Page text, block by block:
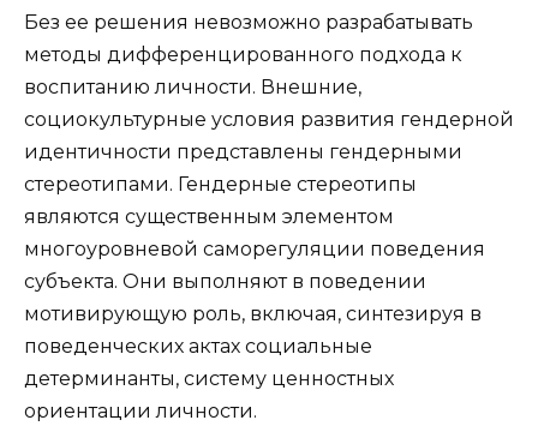
Без ее решения невозможно разрабатывать
методы дифференцированного подхода к
воспитанию личности. Внешние,
социокультурные условия развития гендерной
идентичности представлены гендерными
стереотипами. Гендерные стереотипы
являются существенным элементом
многоуровневой саморегуляции поведения
субъекта. Они выполняют в поведении
мотивирующую роль, включая, синтезируя в
поведенческих актах социальные
детерминанты, систему ценностных
ориентации личности.